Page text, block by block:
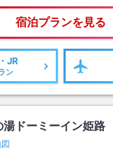
宿泊プランを見る
JR
ン
ドーミーイン姫路